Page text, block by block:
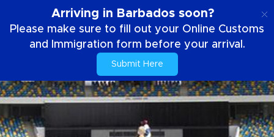
Arriving in Barbados soon?
Please make sure to fill out your Online Customs
and Immigration form before your arrival.
Submit Here